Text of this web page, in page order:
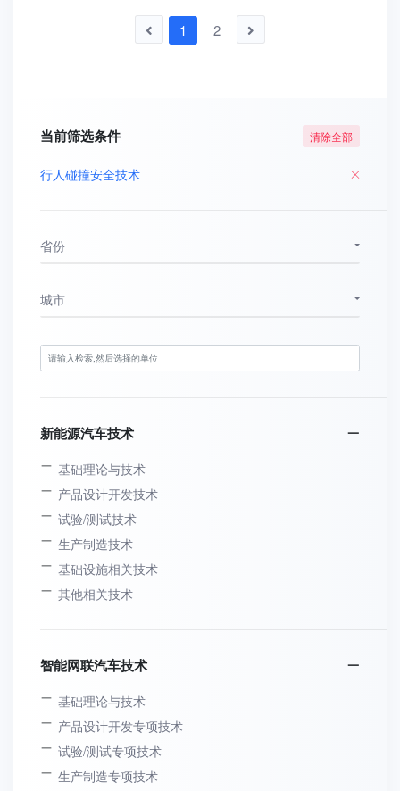
1 2
当前筛选条件 清除全部
行人碰撞安全技术
省份
城市
新能源汽车技术
基础理论与技术
产品设计开发技术
试验/测试技术
生产制造技术
基础设施相关技术
其他相关技术
智能网联汽车技术
基础理论与技术
产品设计开发专项技术
试验/测试专项技术
生产制造专项技术